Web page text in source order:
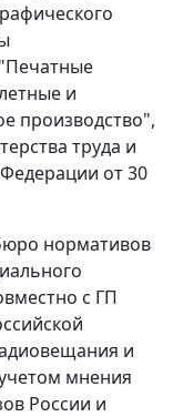
и
производство",
труда и
от 30
нормативов
с ГП
и
мнения
России и